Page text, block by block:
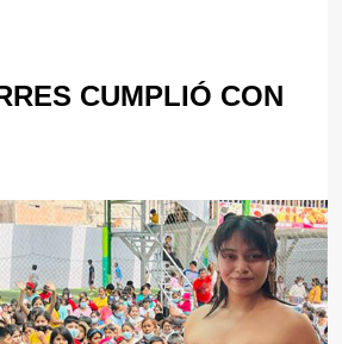
CUMPLIÓ CON